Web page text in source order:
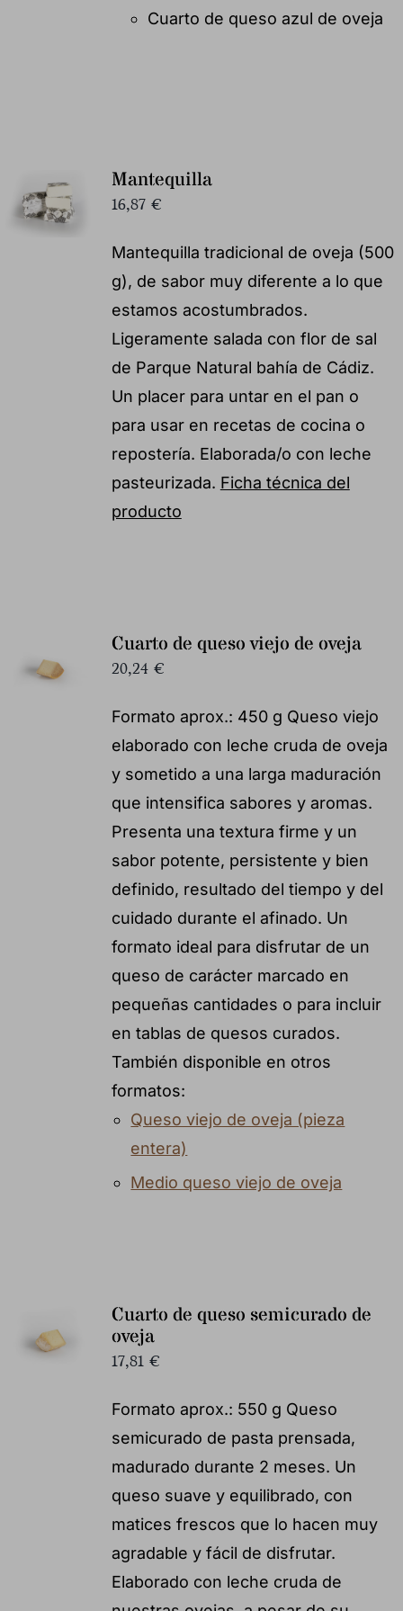
Cuarto de queso azul de oveja
Mantequilla
16,87 €
Mantequilla tradicional de oveja (500
g), de sabor muy diferente a lo que
estamos acostumbrados.
Ligeramente salada con flor de sal
de Parque Natural bahía de Cádiz.
Un placer para untar en el pan o
para usar en recetas de cocina o
repostería. Elaborada/o con leche
pasteurizada. Ficha técnica del
producto
Cuarto de queso viejo de oveja
20,24 €
Formato aprox.: 450 g Queso viejo
elaborado con leche cruda de oveja
y sometido a una larga maduración
que intensifica sabores y aromas.
Presenta una textura firme y un
sabor potente, persistente y bien
definido, resultado del tiempo y del
cuidado durante el afinado. Un
formato ideal para disfrutar de un
queso de carácter marcado en
pequeñas cantidades o para incluir
en tablas de quesos curados.
También disponible en otros
formatos:
Queso viejo de oveja (pieza
entera)
Medio queso viejo de oveja
Cuarto de queso semicurado de
oveja
17,81 €
Formato aprox.: 550 g Queso
semicurado de pasta prensada,
madurado durante 2 meses. Un
queso suave y equilibrado, con
matices frescos que lo hacen muy
agradable y fácil de disfrutar.
Elaborado con leche cruda de